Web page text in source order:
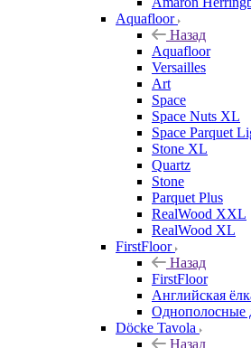
Aquafloor
Назад
Aquafloor
Versailles
Art
Space
Space Nuts XL
Space Parquet
Stone XL
Quartz
Stone
Parquet Plus
RealWood XXL
RealWood XL
FirstFloor
Назад
FirstFloor
Английская
Однополосные
Döcke Tavola
Назад